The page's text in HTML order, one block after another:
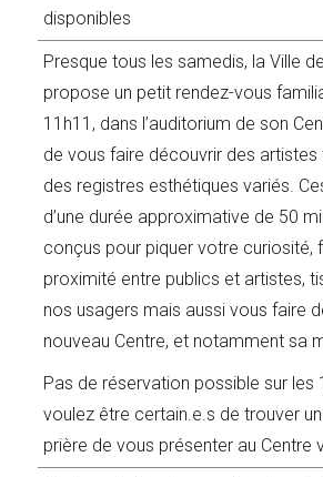
disponibles
Presque tous les samedis, la Ville
propose un petit rendez-vous
11h11, dans l’auditorium de son
de vous faire découvrir des artistes
des registres esthétiques variés.
d’une durée approximative de 50
conçus pour piquer votre curiosité,
proximité entre publics et artistes,
nos usagers mais aussi vous faire
nouveau Centre, et notamment sa
Pas de réservation possible sur les
voulez être certain.e.s de trouver
prière de vous présenter au Centre